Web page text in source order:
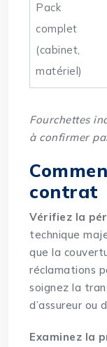
Pack
complet
(cabinet,
matériel)
Fourchettes
à confirmer
contrat
Vérifiez la
technique
que la
réclamations
soignez la
d’assureur ou
Examinez la